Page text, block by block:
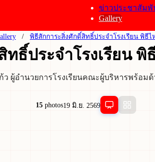
ข่าวประชาสัมพั
Gallery
พิธีสักการะสิ่งศักดิ์สิทธิ์ประจำโรงเรียน พิธีไ
ธิ์ประจำโรงเรียน พิ
ผู้อำนวยการโรงเรียนคณะผู้บริหารพร้อ
15 photos19 มิ.ย. 2569